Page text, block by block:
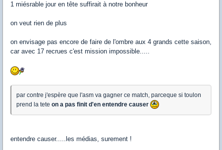
1 miésrable jour en tête suffirait à notre bonheur
on veut rien de plus
on envisage pas encore de faire de l'ombre aux 4 grands cette saison,
car avec 17 recrues c'est mission impossible.....
par contre j'espère que l'asm va gagner ce match, parceque si toulon
prend la tete on a pas finit d'en entendre causer
entendre causer.....les médias, surement !